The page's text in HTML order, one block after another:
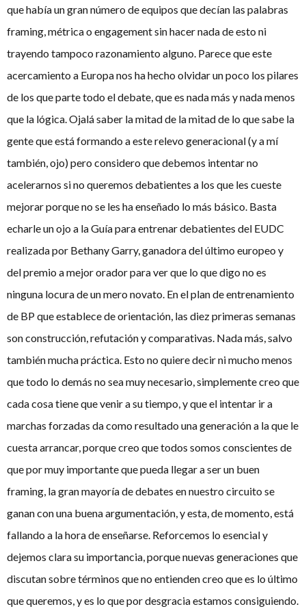
que había un gran número de equipos que decían las palabras
framing, métrica o engagement sin hacer nada de esto ni
trayendo tampoco razonamiento alguno. Parece que este
acercamiento a Europa nos ha hecho olvidar un poco los pilares
de los que parte todo el debate, que es nada más y nada menos
que la lógica. Ojalá saber la mitad de la mitad de lo que sabe la
gente que está formando a este relevo generacional (y a mí
también, ojo) pero considero que debemos intentar no
acelerarnos si no queremos debatientes a los que les cueste
mejorar porque no se les ha enseñado lo más básico. Basta
echarle un ojo a la Guía para entrenar debatientes del EUDC
realizada por Bethany Garry, ganadora del último europeo y
del premio a mejor orador para ver que lo que digo no es
ninguna locura de un mero novato. En el plan de entrenamiento
de BP que establece de orientación, las diez primeras semanas
son construcción, refutación y comparativas. Nada más, salvo
también mucha práctica. Esto no quiere decir ni mucho menos
que todo lo demás no sea muy necesario, simplemente creo que
cada cosa tiene que venir a su tiempo, y que el intentar ir a
marchas forzadas da como resultado una generación a la que le
cuesta arrancar, porque creo que todos somos conscientes de
que por muy importante que pueda llegar a ser un buen
framing, la gran mayoría de debates en nuestro circuito se
ganan con una buena argumentación, y esta, de momento, está
fallando a la hora de enseñarse. Reforcemos lo esencial y
dejemos clara su importancia, porque nuevas generaciones que
discutan sobre términos que no entienden creo que es lo último
que queremos, y es lo que por desgracia estamos consiguiendo.